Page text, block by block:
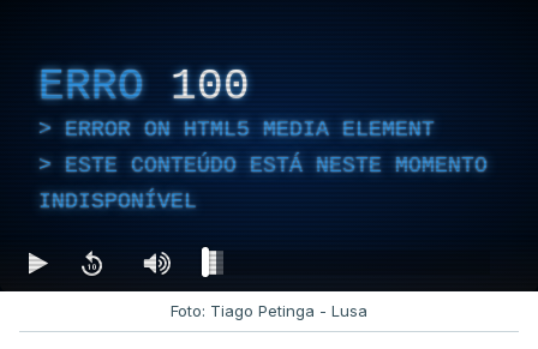
ERRO 100
ERROR ON HTML5 MEDIA ELEMENT
ESTE CONTEÚDO ESTÁ NESTE MOMENTO
INDISPONÍVEL
Foto: Tiago Petinga - Lusa